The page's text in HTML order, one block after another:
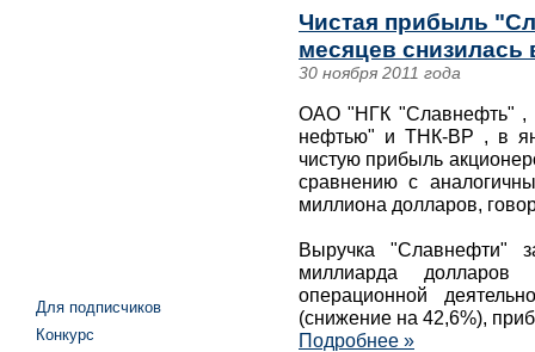
Чистая прибыль
месяцев снизилась
30 ноября 2011 года
ОАО "НГК "Славнефть" ,
нефтью" и ТНК-ВР , в
чистую прибыль
сравнению с
миллиона долларов,
Выручка "Славнефти"
миллиарда
операционной
(снижение на 42,6%),
Подробнее »
Для подписчиков
Конкурс